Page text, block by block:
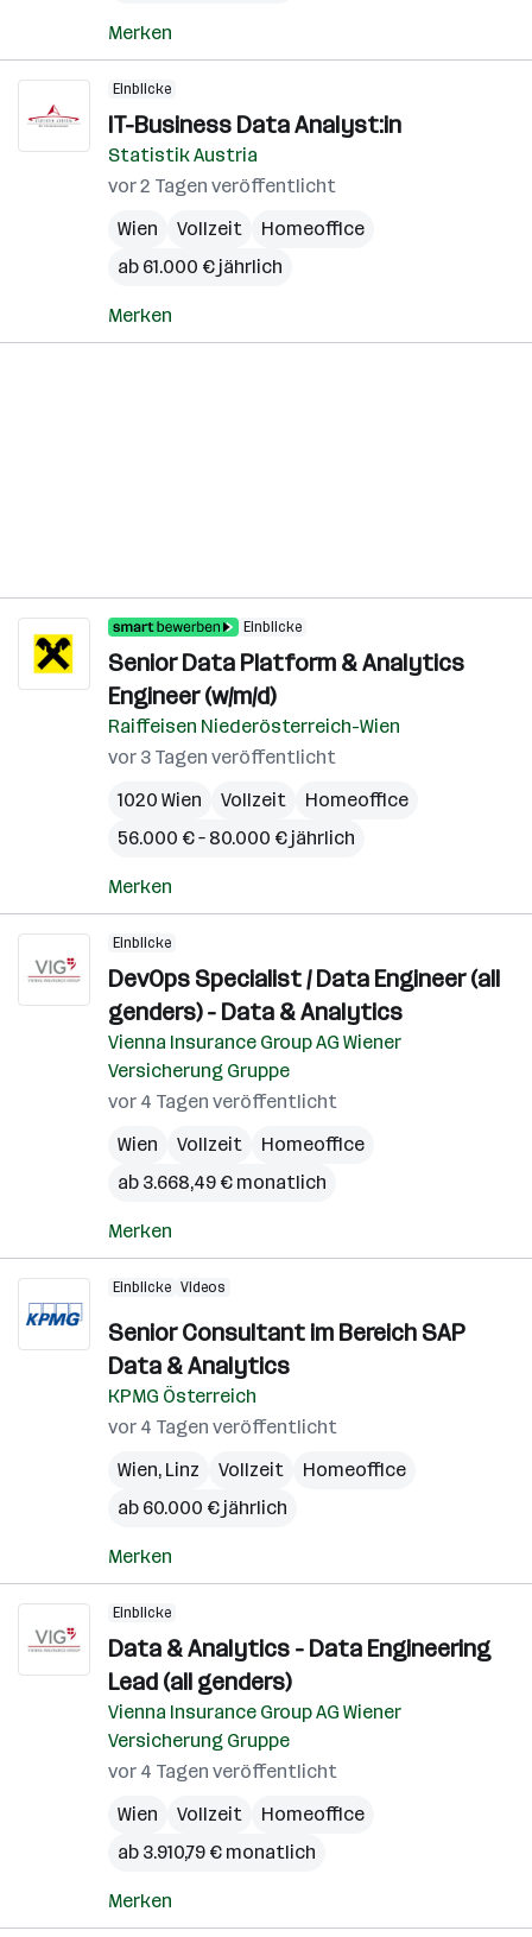
Merken
Einblicke
IT-Business Data Analyst:in
Statistik Austria
vor 2 Tagen veröffentlicht
Wien
Vollzeit
Homeoffice
ab 61.000 € jährlich
Merken
Einblicke
Senior Data Platform & Analytics
Engineer (w/m/d)
Raiffeisen Niederösterreich-Wien
vor 3 Tagen veröffentlicht
1020 Wien
Vollzeit
Homeoffice
56.000 € – 80.000 € jährlich
Merken
Einblicke
DevOps Specialist / Data Engineer (all
genders) - Data & Analytics
Vienna Insurance Group AG Wiener
Versicherung Gruppe
vor 4 Tagen veröffentlicht
Wien
Vollzeit
Homeoffice
ab 3.668,49 € monatlich
Merken
Einblicke Videos
Senior Consultant im Bereich SAP
Data & Analytics
KPMG Österreich
vor 4 Tagen veröffentlicht
Wien, Linz Vollzeit
Homeoffice
ab 60.000 € jährlich
Merken
Einblicke
Data & Analytics - Data Engineering
Lead (all genders)
Vienna Insurance Group AG Wiener
Versicherung Gruppe
vor 4 Tagen veröffentlicht
Wien
Vollzeit
Homeoffice
ab 3.910,79 € monatlich
Merken